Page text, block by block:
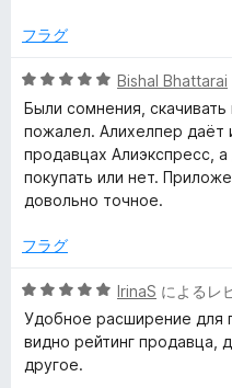
5
評
価
フラグ
5
段
階
中
5
の
価
Bishal Bhattarai
Были сомнения, скачивать
пожалел. Алихелпер
продавцах Алиэкспресс,
покупать или нет.
довольно точное.
フラグ
5
段
階
中
IrinaS によるレ
Удобное расширение для
видно рейтинг продавца,
другое.